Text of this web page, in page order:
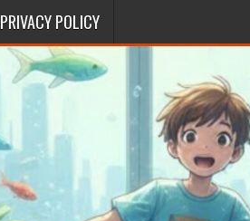
PRIVACY POLICY